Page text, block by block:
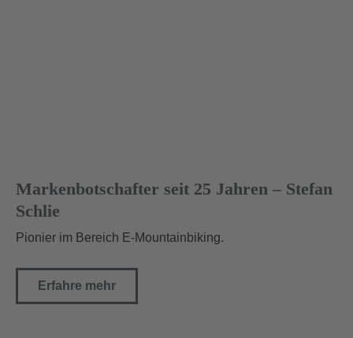
Markenbotschafter seit 25 Jahren – Stefan
Schlie
Pionier im Bereich E-Mountainbiking.
Erfahre mehr